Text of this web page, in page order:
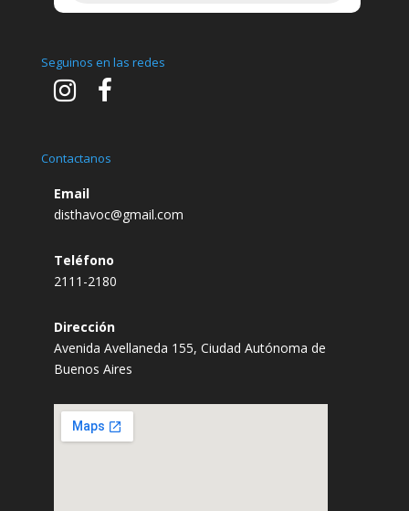
Seguinos en las redes
Contactanos
Email
disthavoc@gmail.com
Teléfono
2111-2180
Dirección
Avenida Avellaneda 155, Ciudad Autónoma de
Buenos Aires